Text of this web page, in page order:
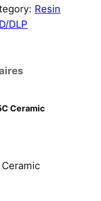
Resin
DLP
Ceramic